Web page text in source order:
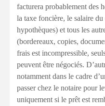
facturera probablement des
la taxe foncière, le salaire
hypothèques) et tous les
(bordereaux, copies,
frais est incompressible,
peuvent être négociés.
notamment dans le cadre
passer chez le notaire pour
uniquement si le prêt est